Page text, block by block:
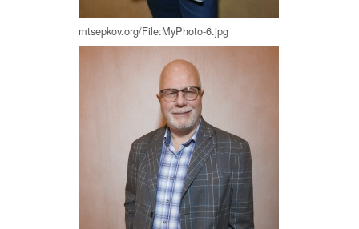
mtsepkov.org/File:MyPhoto-6.jpg